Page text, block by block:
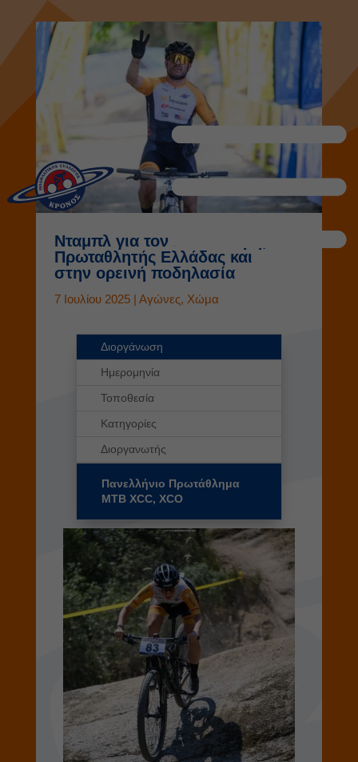
Νταμπλ για τον Μπουτούρη,
Πρωταθλητής Ελλάδας και
στην ορεινή ποδηλασία
7 Ιουλίου 2025| Αγώνες, Χώμα
Διοργάνωση
Ημερομηνία
Τοποθεσία
Κατηγορίες
Διοργανωτής
Πανελλήνιο Πρωτάθλημα
MTB XCC, XCO